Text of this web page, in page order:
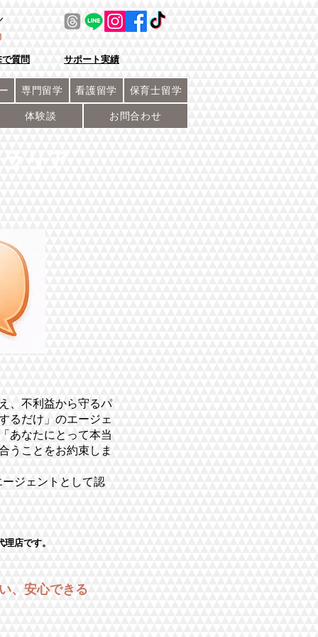
で質問 サポート実績
専門留学 看護留学
保育士留学
体験談
お問合わせ
、不利益から守るパ
るだけ」のエージェ
あなたにとって本当
うことをお約束しま
ジェントとして認
店です。
、安心できる